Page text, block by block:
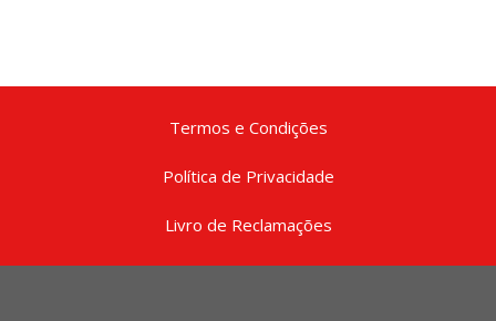
Termos e Condições
Política de Privacidade
Livro de Reclamações